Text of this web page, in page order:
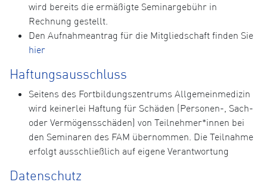
wird bereits die ermäßigte Seminargebühr in
Rechnung gestellt.
Den Aufnahmeantrag für die Mitgliedschaft finden Sie
hier
Haftungsausschluss
Seitens des Fortbildungszentrums Allgemeinmedizin
wird keinerlei Haftung für Schäden (Personen-, Sach-
oder Vermögensschäden) von Teilnehmer*innen bei
den Seminaren des FAM übernommen. Die Teilnahme
erfolgt ausschließlich auf eigene Verantwortung
Datenschutz